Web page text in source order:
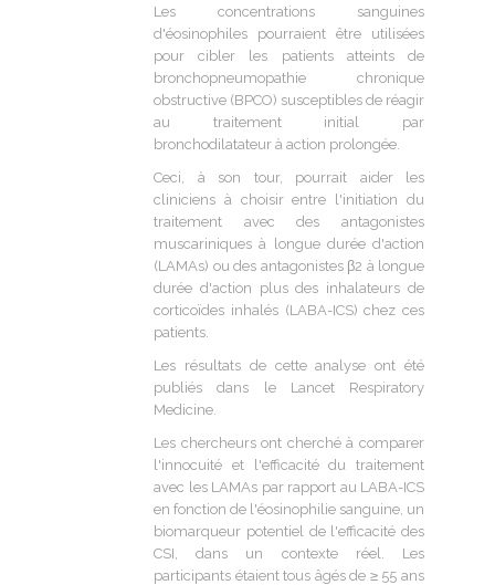
Les concentrations sanguines
d'éosinophiles pourraient être utilisées
pour cibler les patients atteints de
bronchopneumopathie chronique
obstructive (BPCO) susceptibles de réagir
au traitement initial par
bronchodilatateur à action prolongée.
Ceci, à son tour, pourrait aider les
cliniciens à choisir entre l'initiation du
traitement avec des antagonistes
muscariniques à longue durée d'action
(LAMAs) ou des antagonistes β2 à longue
durée d'action plus des inhalateurs de
corticoïdes inhalés (LABA-ICS) chez ces
patients.
Les résultats de cette analyse ont été
publiés dans le Lancet Respiratory
Medicine.
Les chercheurs ont cherché à comparer
l'innocuité et l'efficacité du traitement
avec les LAMAs par rapport au LABA-ICS
en fonction de l'éosinophilie sanguine, un
biomarqueur potentiel de l'efficacité des
CSI, dans un contexte réel. Les
participants étaient tous âgés de ≥ 55 ans